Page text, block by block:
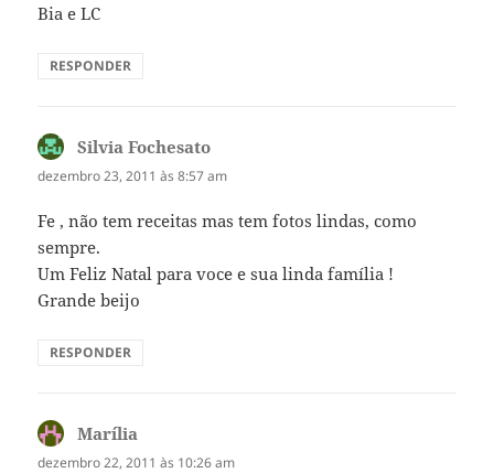
Bia e LC
RESPONDER
Silvia Fochesato
dezembro 23, 2011 às 8:57 am
Fe , não tem receitas mas tem fotos lindas, como
sempre.
Um Feliz Natal para voce e sua linda família !
Grande beijo
RESPONDER
Marília
dezembro 22, 2011 às 10:26 am